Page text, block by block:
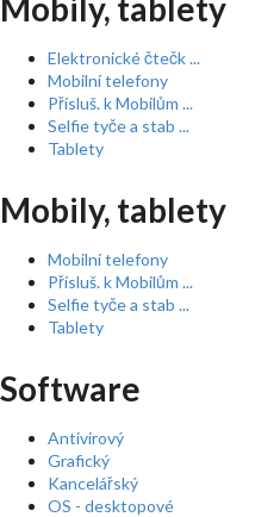
Mobily, tablety
Elektronické čtečk ...
Mobilní telefony
Přísluš. k Mobilům ...
Selfie tyče a stab ...
Tablety
Mobily, tablety
Mobilní telefony
Přísluš. k Mobilům ...
Selfie tyče a stab ...
Tablety
Software
Antivirový
Grafický
Kancelářský
OS - desktopové